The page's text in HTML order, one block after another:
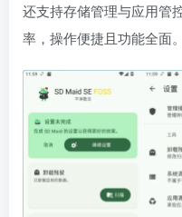
还支持存储管理与应用管
率，操作便捷且功能全面。